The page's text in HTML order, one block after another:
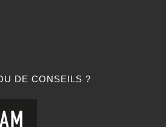
DE CONSEILS ?